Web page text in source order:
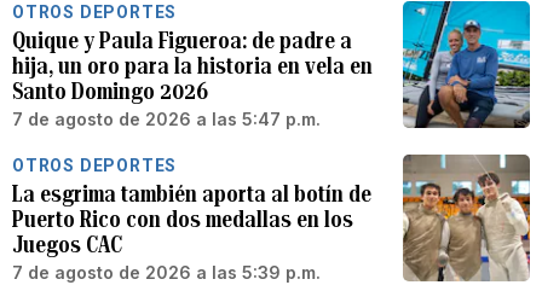
OTROS DEPORTES
Quique y Paula Figueroa: de padre a
hija, un oro para la historia en vela en
Santo Domingo 2026
7 de agosto de 2026 a las 5:47 p.m.
OTROS DEPORTES
La esgrima también aporta al botín de
Puerto Rico con dos medallas en los
Juegos CAC
7 de agosto de 2026 a las 5:39 p.m.